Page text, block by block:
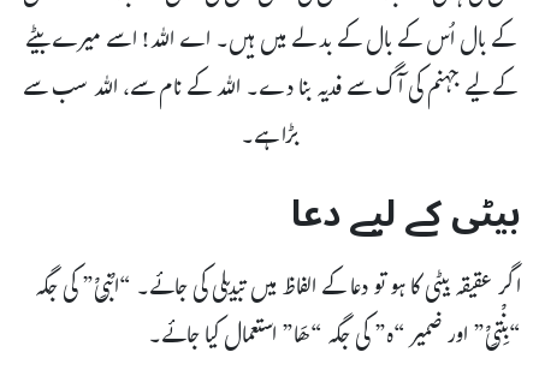
کے بال اُس کے بال کے بدلے میں ہیں۔ اے اللہ! اسے میرے بیٹے
کے لیے جہنم کی آگ سے فدیہ بنا دے۔ اللہ کے نام سے، اللہ سب سے
بڑا ہے۔
بیٹی کے لیے دعا
اگر عقیقہ بیٹی کا ہو تو دعا کے الفاظ میں تبدیلی کی جائے۔ “ابْنِیْ” کی جگہ
“بِنْتِیْ” اور ضمیر “ہ” کی جگہ “ھَا” استعمال کیا جائے۔